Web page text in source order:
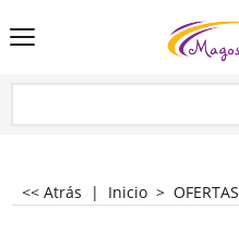
<< Atrás | Inicio > OFERTAS